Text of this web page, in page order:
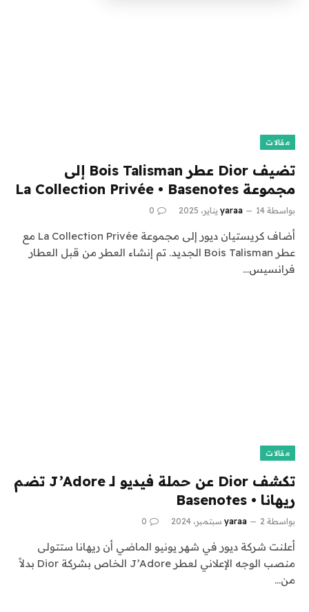
مقالات
تضيف Dior عطر Bois Talisman إلى
مجموعة La Collection Privée • Basenotes
بواسطة yaraa 14 يناير، 2025 0
أضاف كريستيان ديور إلى مجموعة La Collection Privée مع
عطر Bois Talisman الجديد. تم إنشاء العطر من قبل العطار
فرانسيس…
مقالات
تكشف Dior عن حملة فيديو لـ J’Adore تضم
ريهانا • Basenotes
بواسطة yaraa 2 سبتمبر، 2024 0
أعلنت شركة ديور في شهر يونيو الماضي أن ريهانا ستتولى
منصب الوجه الإعلاني لعطر J’Adore الخاص بشركة Dior بدلاً
من…